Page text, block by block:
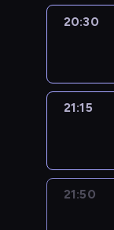
20:30
21:15
21:50